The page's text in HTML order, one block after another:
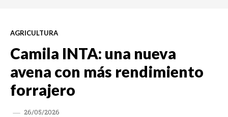
AGRICULTURA
Camila INTA: una nueva
avena con más rendimiento
forrajero
26/05/2026